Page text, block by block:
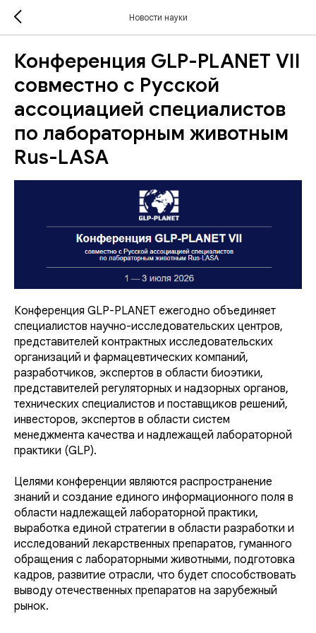
Новости науки
Конференция GLP-PLANET VII
совместно с Русской
ассоциацией специалистов
по лабораторным животным
Rus-LASA
Конференция GLP-PLANET ежегодно объединяет
специалистов научно-исследовательских центров,
представителей контрактных исследовательских
организаций и фармацевтических компаний,
разработчиков, экспертов в области биоэтики,
представителей регуляторных и надзорных органов,
технических специалистов и поставщиков решений,
инвесторов, экспертов в области систем
менеджмента качества и надлежащей лабораторной
практики (GLP).
Целями конференции являются распространение
знаний и создание единого информационного поля в
области надлежащей лабораторной практики,
выработка единой стратегии в области разработки и
исследований лекарственных препаратов, гуманного
обращения с лабораторными животными, подготовка
кадров, развитие отрасли, что будет способствовать
выводу отечественных препаратов на зарубежный
рынок.